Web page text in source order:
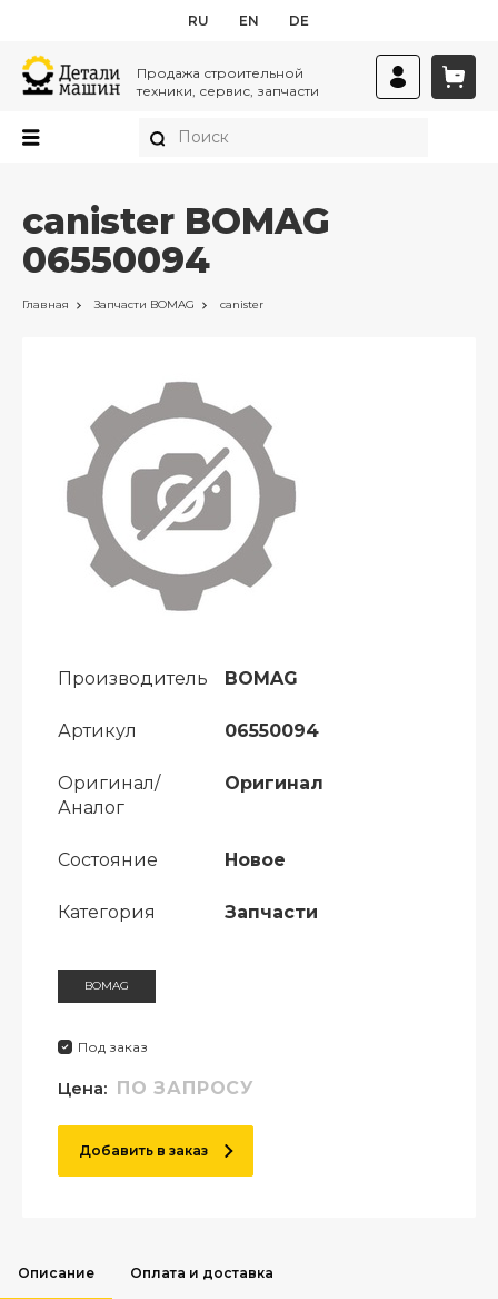
RU EN DE
Продажа строительной
техники, сервис, запчасти
canister BOMAG
06550094
Главная Запчасти BOMAG canister
Производитель BOMAG
Артикул 06550094
Оригинал/
Аналог
Оригинал
Состояние Новое
Категория Запчасти
BOMAG
Под заказ
Цена: ПО ЗАПРОСУ
Добавить в заказ
Описание Оплата и доставка